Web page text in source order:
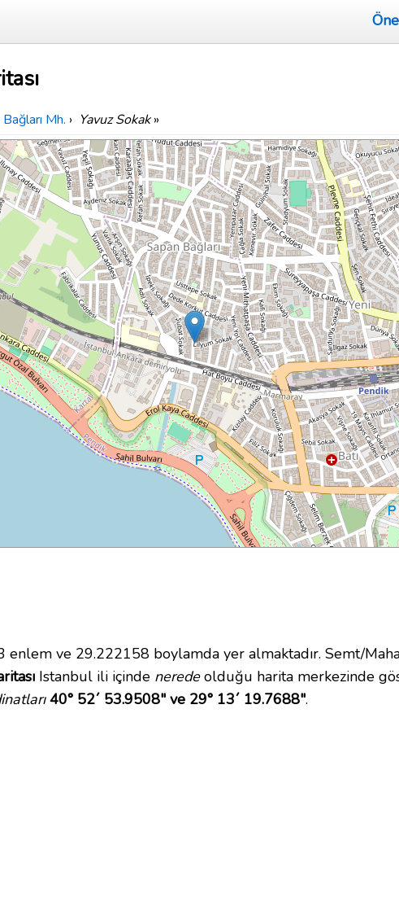
Mh. › Yavuz Sokak»
ve 29.222158 boylamda yer almaktadır. Semt/
Istanbul ili içinde neredeolduğu harita merkezinde
40° 52´ 53.9508" ve 29° 13´ 19.7688".